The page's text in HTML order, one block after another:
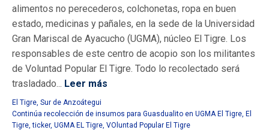
alimentos no perecederos, colchonetas, ropa en buen
estado, medicinas y pañales, en la sede de la Universidad
Gran Mariscal de Ayacucho (UGMA), núcleo El Tigre. Los
responsables de este centro de acopio son los militantes
de Voluntad Popular El Tigre. Todo lo recolectado será
trasladado... Leer más
El Tigre Sur de Anzoátegui
Continúa recolección de insumos para Guasdualito en UGMA El Tigre El
Tigre ,ticker, UGMA EL Tigre VOluntad Popular El Tigre